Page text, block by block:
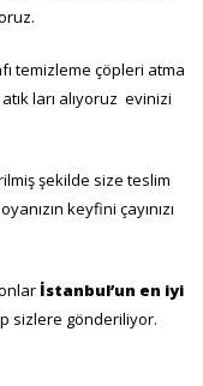
temizleme çöpleri atma
ları alıyoruz evinizi
şekilde size teslim
keyfini çayınızı
İstanbul’un en iyi
sizlere gönderiliyor.